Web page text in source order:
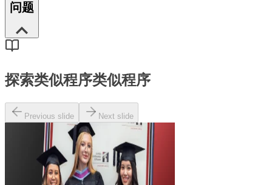
问题
探索类似程序类似程序
Previous slide Next slide